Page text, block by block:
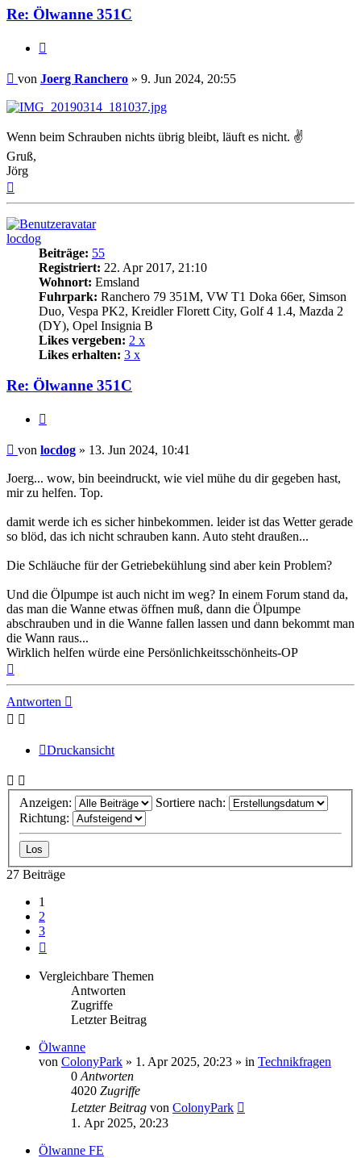
Re: Ölwanne 351C
Beitrag
von Joerg Ranchero » 9. Jun 2024, 20:55
Wenn beim Schrauben nichts übrig bleibt, läuft es nicht. ✌
Gruß,
Jörg
locdog
Beiträge: 55
Registriert: 22. Apr 2017, 21:10
Wohnort: Emsland
Fuhrpark: Ranchero 79 351M, VW T1 Doka 66er, Simson
Duo, Vespa PK2, Kreidler Florett City, Golf 4 1.4, Mazda 2
(DY), Opel Insignia B
Likes vergeben: 2 x
Likes erhalten: 3 x
Re: Ölwanne 351C
Beitrag
von locdog » 13. Jun 2024, 10:41
Joerg... wow, bin beeindruckt, wie viel mühe du dir gegeben hast,
mir zu helfen. Top.
damit werde ich es sicher hinbekommen. leider ist das Wetter gerade
so blöd, das ich nicht schrauben kann. Auto steht draußen...
Die Schläuche für der Getriebekühlung sind aber kein Problem?
Und die Ölpumpe ist auch nicht im weg? In einem Forum stand da,
das man die Wanne etwas öffnen muß, dann die Ölpumpe
abschrauben und in die Wanne fallen lassen und dann bekommt man
die Wann raus...
Wirklich helfen würde eine Persönlichkeitsschönheits-OP
Antworten
Druckansicht
Anzeigen:
Sortiere nach:
Richtung:
27 Beiträge
1
2
3
Vergleichbare Themen
Antworten
Zugriffe
Letzter Beitrag
Ölwanne
von ColonyPark » 1. Apr 2025, 20:23 » in Technikfragen
0 Antworten
4020 Zugriffe
Letzter Beitrag von ColonyPark
1. Apr 2025, 20:23
Ölwanne FE